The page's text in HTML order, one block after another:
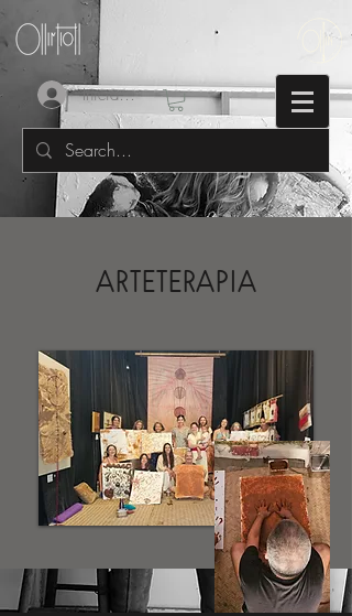
Iniciar sesión
ARTETERAPIA